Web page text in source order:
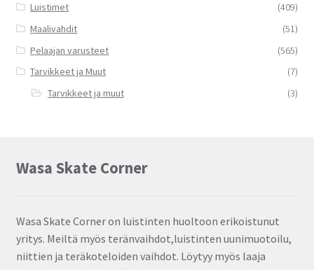
Luistimet
(409)
Maalivahdit
(51)
Pelaajan varusteet
(565)
Tarvikkeet ja Muut
(7)
Tarvikkeet ja muut
(3)
Wasa Skate Corner
Wasa Skate Corner on luistinten huoltoon erikoistunut
yritys. Meiltä myös teränvaihdot,luistinten uunimuotoilu,
niittien ja teräkoteloiden vaihdot. Löytyy myös laaja